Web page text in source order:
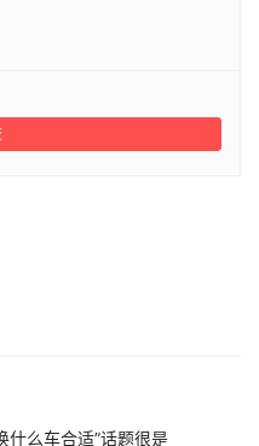
什么车合适”话题很是